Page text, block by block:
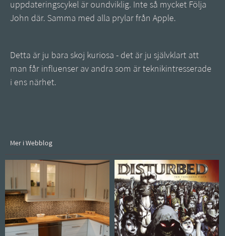
uppdateringscykel är oundviklig. Inte så mycket Följa
John där. Samma med alla prylar från Apple.
Detta är ju bara skoj kuriosa - det är ju självklart att
man får influenser av andra som är teknikintresserade
i ens närhet.
Mer i Webblog